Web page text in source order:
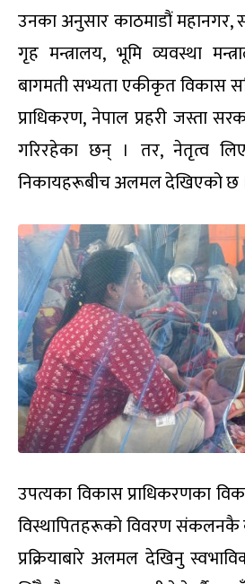
उनका अनुसार काठमाडौं महानगर,
गृह मन्त्रालय, भूमि व्यवस्था
बागमती सभ्यता एकीकृत विकास
प्राधिकरण, नेपाल प्रहरी जस्ता
गरिरहेका छन् । तर, नेतृत्व
निकायहरूबीच अलमल देखिएको छ
उपत्यका विकास प्राधिकरणका
विस्थापितहरूको विवरण
प्रक्रियाबारे अलमल देखिनु